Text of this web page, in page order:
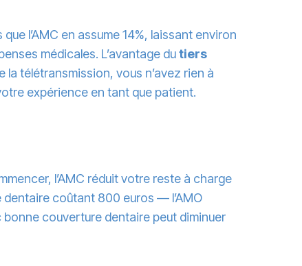
que l’AMC en assume 14%, laissant environ
médicales. L’avantage dutiers
télétransmission, vous n’avez rien à
expérience en tant que patient.
l’AMC réduit votre reste à charge
coûtant 800 euros — l’AMO
couverture dentaire peut diminuer